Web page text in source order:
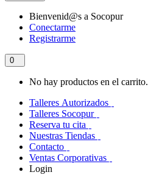
Bienvenid@s a Socopur
Conectarme
Registrarme
0
No hay productos en el carrito.
Talleres Autorizados
Talleres Socopur
Reserva tu cita
Nuestras Tiendas
Contacto
Ventas Corporativas
Login